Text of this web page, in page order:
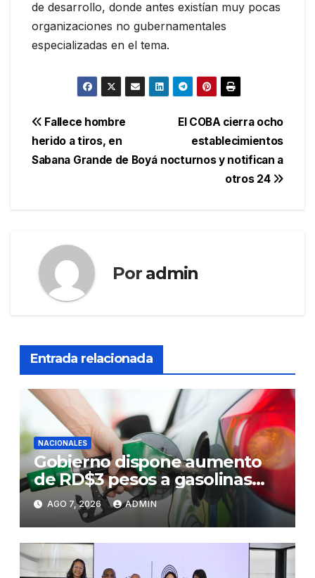
de desarrollo, donde antes existían muy pocas
organizaciones no gubernamentales
especializadas en el tema.
Navegación
de
El COBA cierra ocho
establecimientos
nocturnos y notifican a
otros 24
Fallece hombre
herido a tiros, en
Sabana Grande de Boyá
Por admin
Entrada relacionada
NACIONALES
Gobierno dispone aumento
de RD$3 pesos a gasolinas
premium y regular
AGO 7, 2026 ADMIN